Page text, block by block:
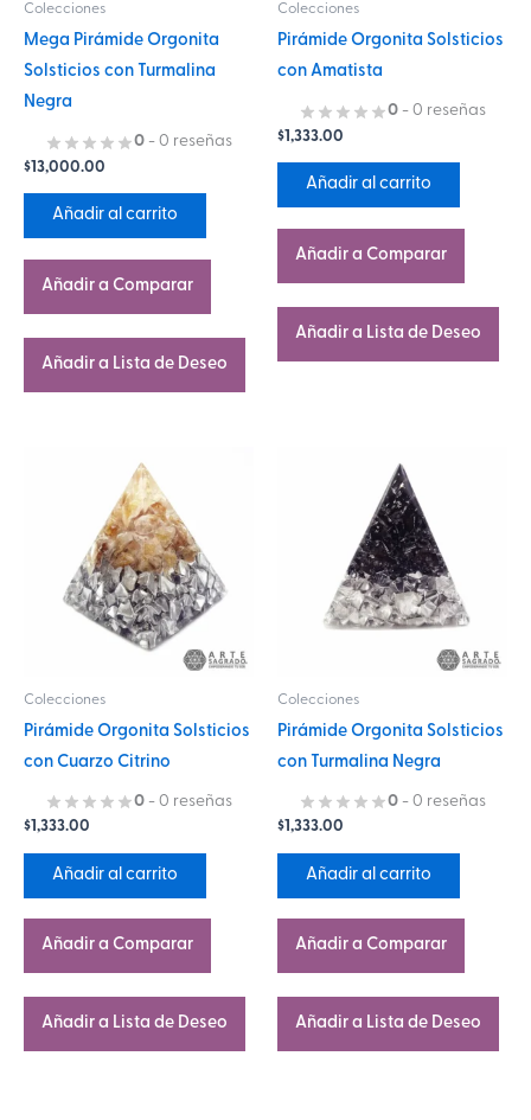
Colecciones
Mega Pirámide Orgonita
Solsticios con Turmalina
Negra
0 - 0 reseñas
$13,000.00
Añadir al carrito
Añadir a Comparar
Añadir a Lista de Deseo
Colecciones
Pirámide Orgonita Solsticios
con Amatista
0 - 0 reseñas
$1,333.00
Añadir al carrito
Añadir a Comparar
Añadir a Lista de Deseo
Colecciones
Pirámide Orgonita Solsticios
con Cuarzo Citrino
0 - 0 reseñas
$ 1,333.00
Añadir al carrito
Añadir a Comparar
Añadir a Lista de Deseo
Colecciones
Pirámide Orgonita Solsticios
con Turmalina Negra
0 - 0 reseñas
$ 1,333.00
Añadir al carrito
Añadir a Comparar
Añadir a Lista de Deseo